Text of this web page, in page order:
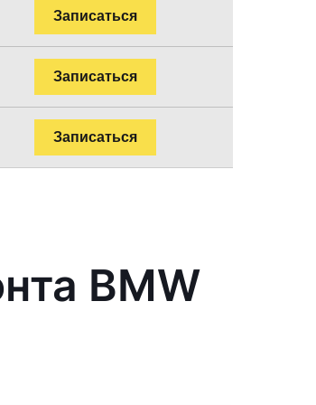
Записаться
Записаться
Записаться
BMW